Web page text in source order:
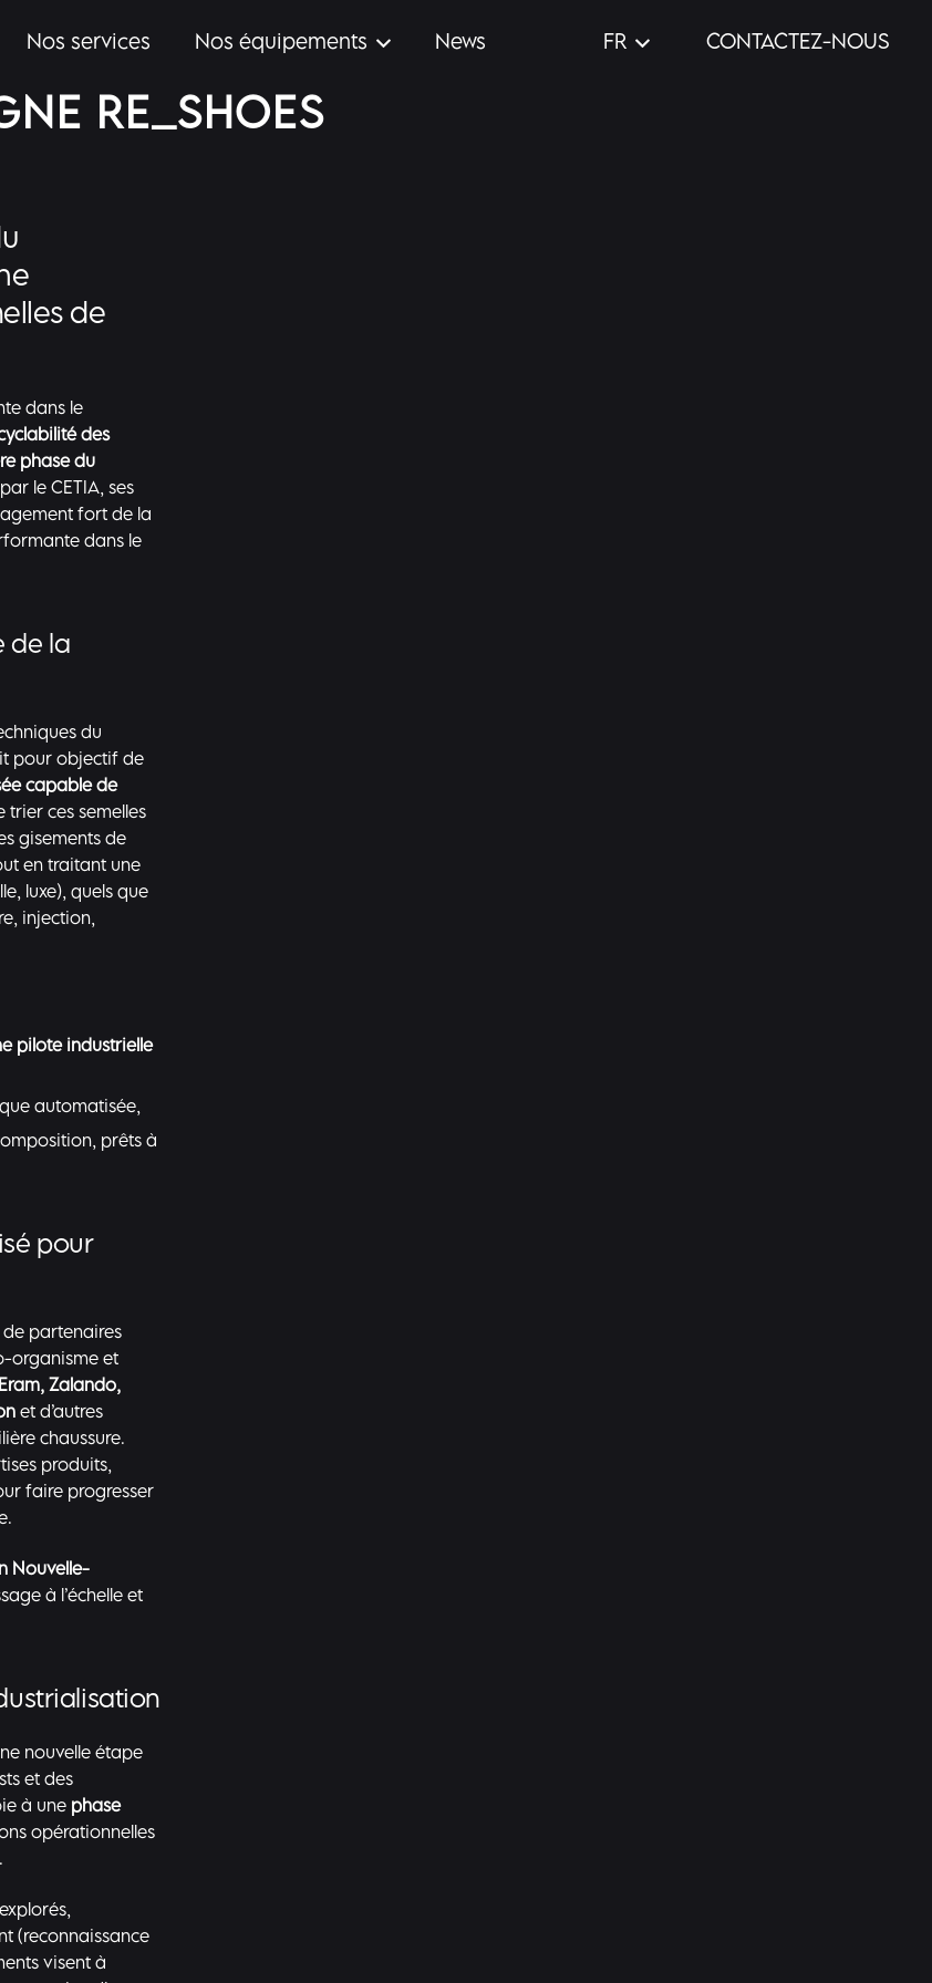
Nos services Nos équipements News FR CONTACTEZ-NOUS
RE_SHOES
de
dans le
des
phase du
le CETIA, ses
fort de la
dans le
de la
du
pour objectif de
capable de
trier ces semelles
gisements de
en traitant une
luxe), quels que
injection,
pilote industrielle
automatisée,
prêts à
pour
de partenaires
organisme et
, Zalando,
et d’autres
chaussure.
produits,
faire progresser
Nouvelle-
à l’échelle et
nouvelle étape
et des
à une phase
opérationnelles
(reconnaissance
visent à